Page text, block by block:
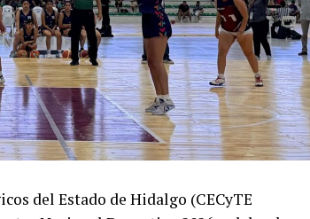
del Estado de Hidalgo (CECyTE